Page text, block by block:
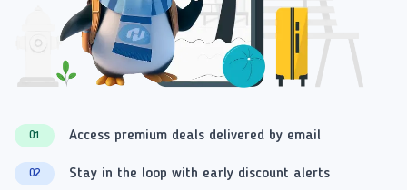
01 Access premium deals delivered by email
02 Stay in the loop with early discount alerts